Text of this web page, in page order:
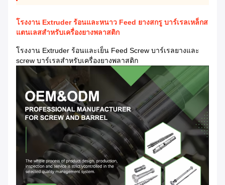
โรงงาน Extruder ร้อนและหนาว Feed ยางสกรู บาร์เรลเหล็กส
แตนเลสสําหรับเครื่องยางพลาสติก
โรงงาน Extruder ร้อนและเย็น Feed Screw บาร์เรลยางและ
screw บาร์เรลสําหรับเครื่องยางพลาสติก